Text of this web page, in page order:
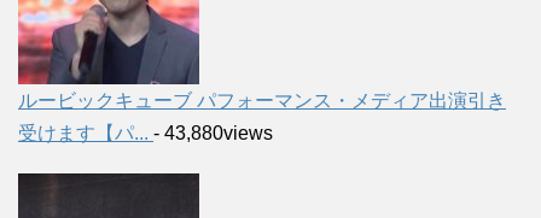
ルービックキューブ パフォーマンス・メディア出演引き
受けます【パ... - 43,880views